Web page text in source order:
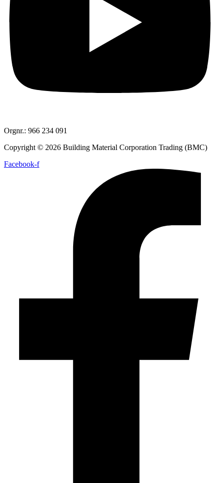
Orgnr.: 966 234 091
Copyright © 2026 Building Material Corporation Trading (BMC)
Facebook-f